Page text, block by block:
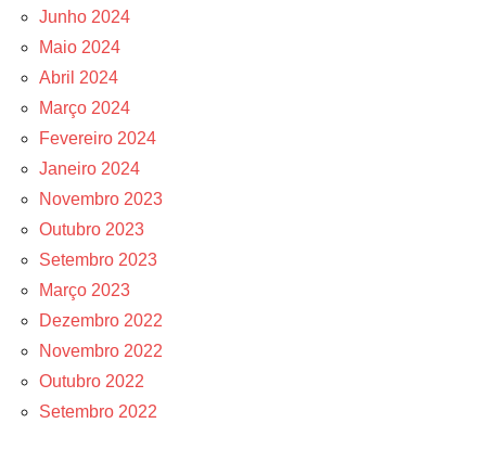
Junho 2024
Maio 2024
Abril 2024
Março 2024
Fevereiro 2024
Janeiro 2024
Novembro 2023
Outubro 2023
Setembro 2023
Março 2023
Dezembro 2022
Novembro 2022
Outubro 2022
Setembro 2022